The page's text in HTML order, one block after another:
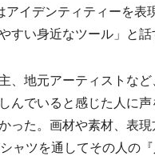
イデンティティーを表
い身近なツール」と話
地元アーティストな
んでいると感じた人に
った。画材や素材、表
ツを通してその人の